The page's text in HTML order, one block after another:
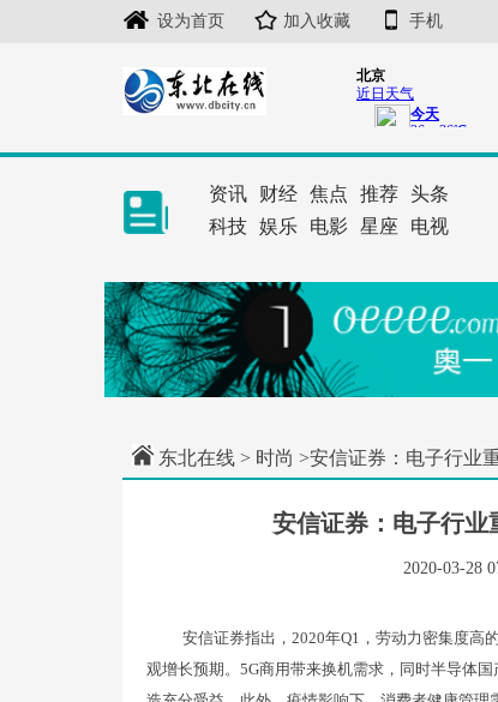
设为首页 加入收藏 手机
资讯 财经 焦点 推荐 头条
科技 娱乐 电影 星座 电视
东北在线 > 时尚 >安信证券：电子行业
安信证券：电子行业
2020-03-28
安信证券指出，2020年Q1，劳动力密集度高
观增长预期。5G商用带来换机需求，同时半导体